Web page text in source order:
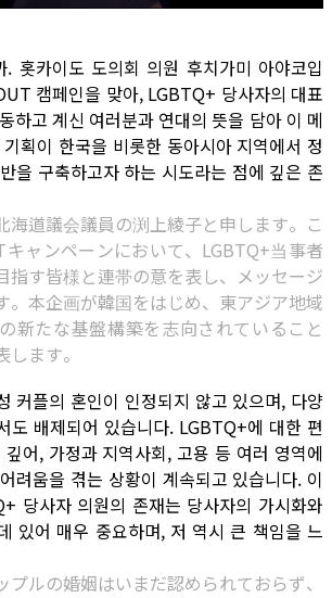
. 홋카이도 도의회 의원 후치가미 아야코입
캠페인을 맞아, LGBTQ+ 당사자의 대표
하고 계신 여러분과 연대의 뜻을 담아 이 메
획이 한국을 비롯한 동아시아 지역에서 정
을 구축하고자 하는 시도라는 점에 깊은 존
海道議会議員の渕上綾子と申します。こ
ャンペーンにおいて、LGBTQ+当事者
指す皆様と連帯の意を表し、メッセージ
。本企画が韓国をはじめ、東アジア地域
新たな基盤構築を志向されていること
ます。
커플의 혼인이 인정되지 않고 있으며, 다양
도 배제되어 있습니다. LGBTQ+에 대한 편
어, 가정과 지역사회, 고용 등 여러 영역에
려움을 겪는 상황이 계속되고 있습니다. 이
당사자 의원의 존재는 당사자의 가시화와
있어 매우 중요하며, 저 역시 큰 책임을 느
プルの婚姻はいまだ認められておらず、